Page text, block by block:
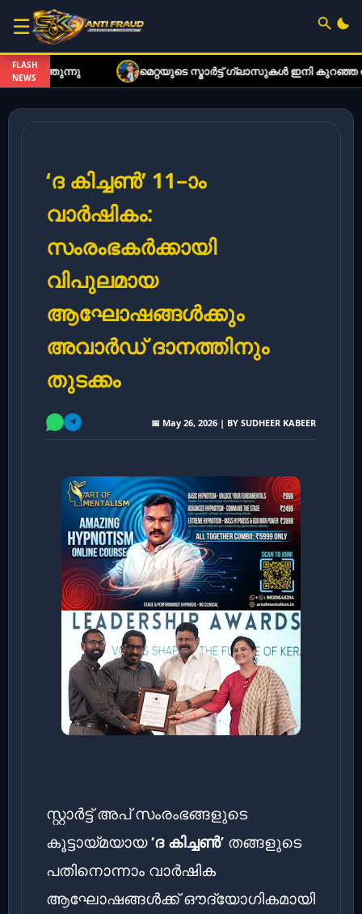
☰
FLASH
NEWS
മെറ്റയുടെ സ്മാർട്ട് ഗ്ലാസുകൾ ഇനി കുറഞ്ഞ
‘ദ കിച്ചണ്‍’ 11–ാം
വാർഷികം:
സംരംഭകർക്കായി
വിപുലമായ
ആഘോഷങ്ങൾക്കും
അവാർഡ് ദാനത്തിനും
തുടക്കം
📅 May 26, 2026 | BY SUDHEER KABEER
സ്റ്റാർട്ട് അപ് സംരംഭങ്ങളുടെ
കൂട്ടായ്മയായ‘ദ കിച്ചണ്‍’ തങ്ങളുടെ
പതിനൊന്നാം വാർഷിക
ആഘോഷങ്ങൾക്ക് ഔദ്യോഗികമായി